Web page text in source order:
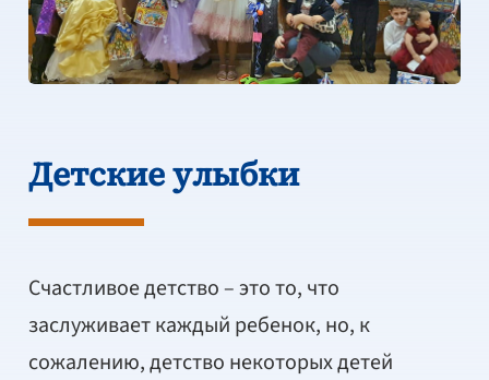
Детские улыбки
Счастливое детство – это то, что
заслуживает каждый ребенок, но, к
сожалению, детство некоторых детей